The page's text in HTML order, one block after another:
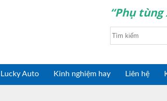
“Phụ
Auto Kinh nghiệm hay Liên hệ